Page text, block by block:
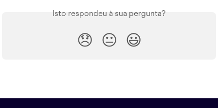
Isto respondeu à sua pergunta?
😞 😐 😃